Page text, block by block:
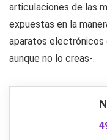
articulaciones de las
expuestas en la
aparatos
aunque no lo creas-.